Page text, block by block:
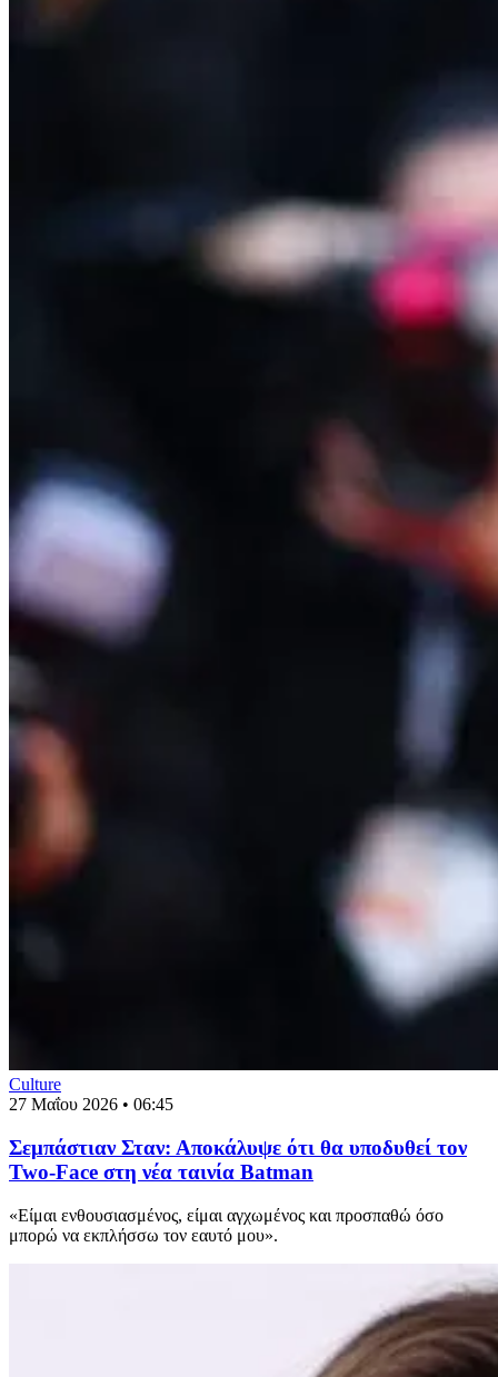
Culture
27 Μαΐου 2026 • 06:45
Σεμπάστιαν Σταν: Αποκάλυψε ότι θα υποδυθεί τον
Two-Face στη νέα ταινία Batman
«Είμαι ενθουσιασμένος, είμαι αγχωμένος και προσπαθώ όσο
μπορώ να εκπλήσσω τον εαυτό μου».